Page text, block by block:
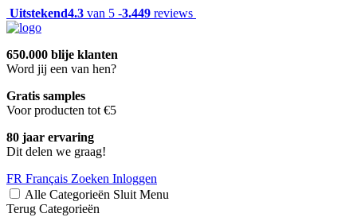
Uitstekend4.3 van 5 -3.449 reviews
650.000 blije klanten
Word jij een van hen?
Gratis samples
Voor producten tot €5
80 jaar ervaring
Dit delen we graag!
FR Français Zoeken Inloggen
Alle Categorieën Sluit Menu
Terug Categorieën